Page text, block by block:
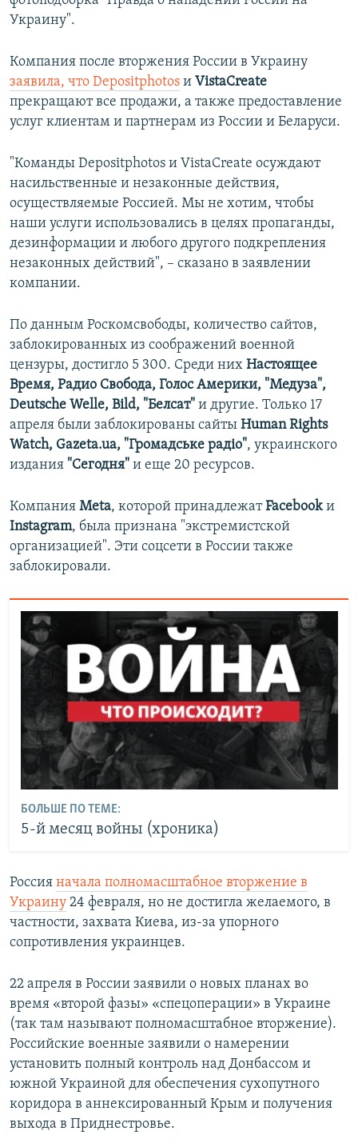
Украину".
Компания после вторжения России в Украину
заявила, что Depositphotos и VistaCreate
прекращают все продажи, а также предоставление
услуг клиентам и партнерам из России и Беларуси.
"Команды Depositphotos и VistaCreate осуждают
насильственные и незаконные действия,
осуществляемые Россией. Мы не хотим, чтобы
наши услуги использовались в целях пропаганды,
дезинформации и любого другого подкрепления
незаконных действий", – сказано в заявлении
компании.
По данным Роскомсвободы, количество сайтов,
заблокированных из соображений военной
цензуры, достигло 5 300. Среди них Настоящее
Время, Радио Свобода, Голос Америки, "Медуза",
Deutsche Welle, Bild, "Белсат" и другие. Только 17
апреля были заблокированы сайты Human Rights
Watch, Gazeta.ua, "Громадське радiо", украинского
издания "Сегодня" и еще 20 ресурсов.
Компания Meta, которой принадлежатFacebookи
Instagram, была признана "экстремистской
организацией". Эти соцсети в России также
заблокировали.
БОЛЬШЕ ПО ТЕМЕ:
5-й месяц войны (хроника)
Россия начала полномасштабное вторжение в
Украину 24 февраля, но не достигла желаемого, в
частности, захвата Киева, из-за упорного
сопротивления украинцев.
22 апреля в России заявили о новых планах во
время «второй фазы» «спецоперации» в Украине
(так там называют полномасштабное вторжение).
Российские военные заявили о намерении
установить полный контроль над Донбассом и
южной Украиной для обеспечения сухопутного
коридора в аннексированный Крым и получения
выхода в Приднестровье.